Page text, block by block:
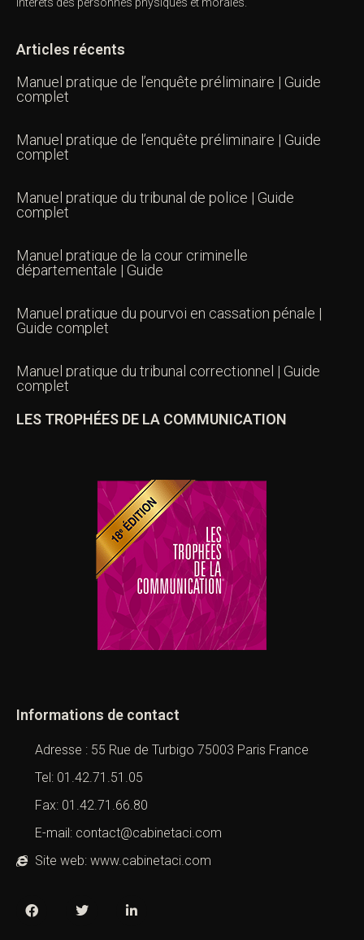
intérêts des personnes physiques et morales.
Articles récents
Manuel pratique de l’enquête préliminaire | Guide
complet
Manuel pratique de l’enquête préliminaire | Guide
complet
Manuel pratique du tribunal de police | Guide
complet
Manuel pratique de la cour criminelle
départementale | Guide
Manuel pratique du pourvoi en cassation pénale |
Guide complet
Manuel pratique du tribunal correctionnel | Guide
complet
LES TROPHÉES DE LA COMMUNICATION
Informations de contact
Adresse : 55 Rue de Turbigo 75003 Paris France
Tel: 01.42.71.51.05
Fax: 01.42.71.66.80
E-mail: contact@cabinetaci.com
Site web: www.cabinetaci.com